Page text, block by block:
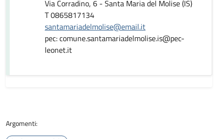
Via Corradino, 6 - Santa Maria del Molise (IS)
T 0865817134
santamariadelmolise@email.it
pec: comune.santamariadelmolise.is@pec-
leonet.it
Argomenti: